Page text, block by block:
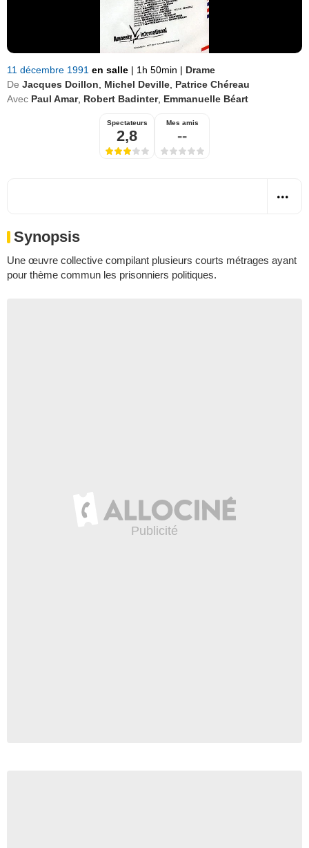
11 décembre 1991 en salle | 1h 50min | Drame
De Jacques Doillon Michel Deville Patrice Chéreau
Avec Paul Amar, Robert Badinter, Emmanuelle Béart
Spectateurs
2,8
Mes amis
--
Synopsis
Une œuvre collective compilant plusieurs courts métrages ayant
pour thème commun les prisonniers politiques.